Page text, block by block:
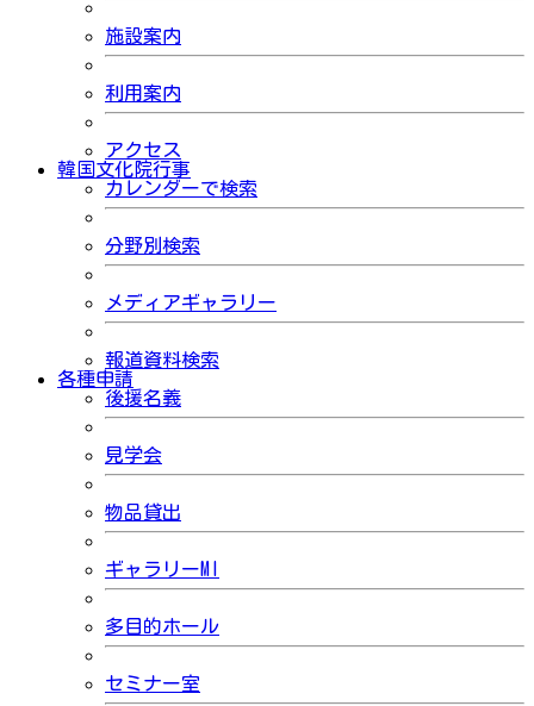
施設案内
利用案内
アクセス
韓国文化院行事
カレンダーで検索
分野別検索
メディアギャラリー
報道資料検索
各種申請
後援名義
見学会
物品貸出
ギャラリーMI
多目的ホール
セミナー室